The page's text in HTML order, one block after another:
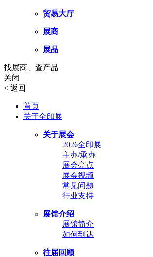
贸易大厅
展商
展品
找展商、查产品
关闭
< 返回
首页
关于全印展
关于展会
2026全印展
主办/承办
展会亮点
展会视频
常见问题
行业支持
展馆介绍
展馆简介
如何到达
往届回顾